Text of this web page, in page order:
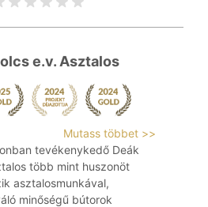
e.v. Asztalos
Mutass többet >>
tevékenykedő Deák
több mint huszonöt
asztalosmunkával,
minőségű bútorok